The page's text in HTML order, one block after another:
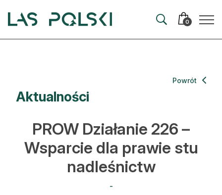
0
Artykuły
Hodowla lasu
Ochrona lasu
Nowe technologie
Aktualności
Powrót
PROW Działanie 226 –
Wsparcie dla prawie stu
nadleśnictw
-